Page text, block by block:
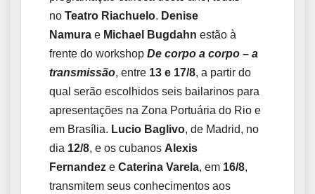
no Teatro Riachuelo. Denise
Namura e Michael Bugdahn estão à
frente do workshop De corpo a corpo – a
transmissão, entre 13 e 17/8, a partir do
qual serão escolhidos seis bailarinos para
apresentações na Zona Portuária do Rio e
em Brasília. Lucio Baglivo, de Madrid, no
dia 12/8, e os cubanos Alexis
Fernandez e Caterina Varela, em 16/8,
transmitem seus conhecimentos aos